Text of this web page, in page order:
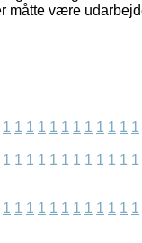
måtte være
1 1 1 1 1 1 1 1 1 1 1 1
1 1 1 1 1 1 1 1 1 1 1 1
1 1 1 1 1 1 1 1 1 1 1 1